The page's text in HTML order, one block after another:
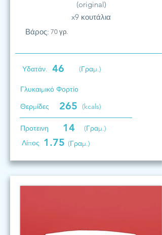
(original)
x9 κουτάλια
Βάρος: 70 γρ.
Υδατάν. 46 (Γραμ.)
Γλυκαιμικό Φορτίο
Θερμίδες
265 (kcals)
Προτεινη 14
(Γραμ.)
Λίπος 1.75 (Γραμ.)